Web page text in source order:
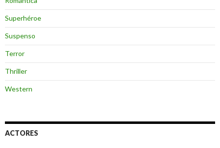
Superhéroe
Suspenso
Terror
Thriller
Western
ACTORES